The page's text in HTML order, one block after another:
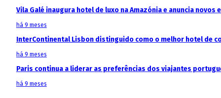
Vila Galé inaugura hotel de luxo na Amazónia e anuncia
há 9 meses
InterContinental Lisbon distinguido como o melhor hotel de
há 9 meses
Paris continua a liderar as preferências dos viajantes
há 9 meses